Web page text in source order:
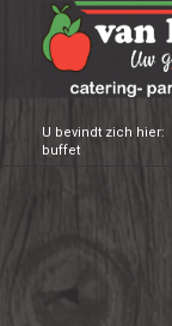
U bevindt zich hier:
buffet